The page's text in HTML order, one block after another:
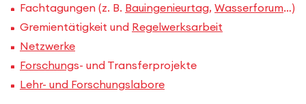
Fachtagungen (z. B. Bauingenieurtag, Wasserforum…)
Gremientätigkeit und Regelwerksarbeit
Netzwerke
Forschungs- und Transferprojekte
Lehr- und Forschungslabore